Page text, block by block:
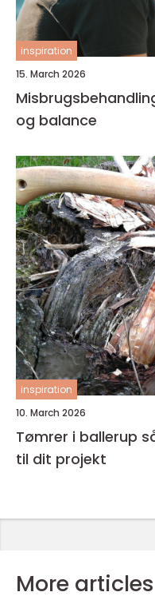
inspiration
15. March 2026
og balance
inspiration
10. March 2026
Tømrer i ballerup sådan vælger du den rette
til dit projekt
More articles